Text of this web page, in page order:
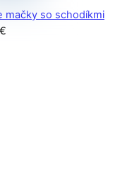
mačky so schodíkmi
€